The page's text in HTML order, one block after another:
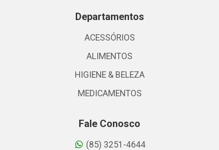
Departamentos
ACESSÓRIOS
ALIMENTOS
HIGIENE & BELEZA
MEDICAMENTOS
Fale Conosco
(85) 3251-4644